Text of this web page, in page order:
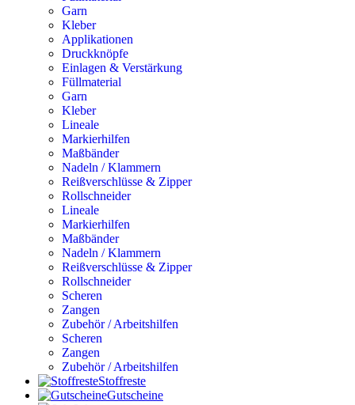
Garn
Kleber
Applikationen
Druckknöpfe
Einlagen & Verstärkung
Füllmaterial
Garn
Kleber
Lineale
Markierhilfen
Maßbänder
Nadeln / Klammern
Reißverschlüsse & Zipper
Rollschneider
Lineale
Markierhilfen
Maßbänder
Nadeln / Klammern
Reißverschlüsse & Zipper
Rollschneider
Scheren
Zangen
Zubehör / Arbeitshilfen
Scheren
Zangen
Zubehör / Arbeitshilfen
Stoffreste
Gutscheine